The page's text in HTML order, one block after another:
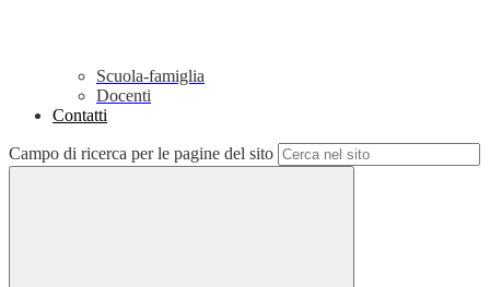
Scuola-famiglia
Docenti
Contatti
Campo di ricerca per le pagine del sito